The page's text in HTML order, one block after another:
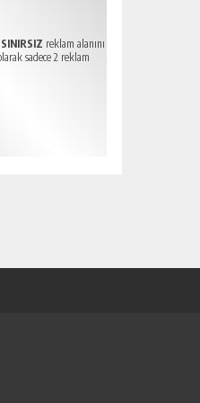
SINIRSIZ reklam alanını
sadece 2 reklam